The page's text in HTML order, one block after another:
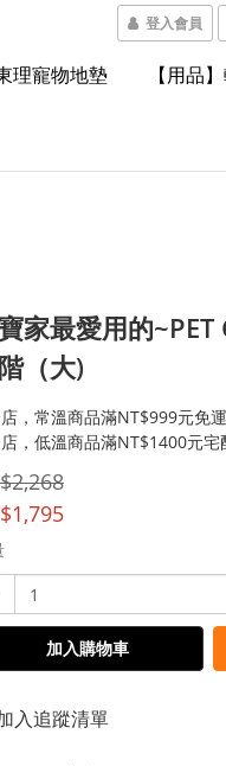
登入會員
理寵物地墊 【用品
家最愛用的~PET
（大)
，常溫商品滿NT$999元免
，低溫商品滿NT$1400元宅
加入購物車
入追蹤清單